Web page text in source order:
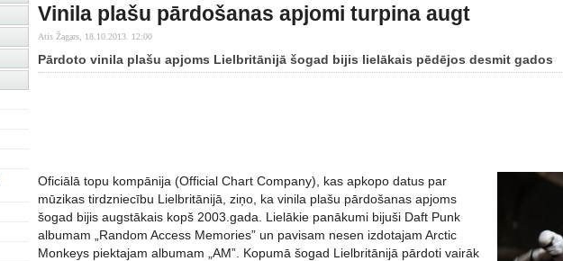
Vinila plašu pārdošanas apjomi turpina augt
Atis Žagars, 18.10.2013. 12:00
Pārdoto vinila plašu apjoms Lielbritānijā šogad bijis lielākais pēdējos desmit gados
Oficiālā topu kompānija (Official Chart Company), kas apkopo datus par
mūzikas tirdzniecību Lielbritānijā, ziņo, ka vinila plašu pārdošanas apjoms
šogad bijis augstākais kopš 2003.gada. Lielākie panākumi bijuši Daft Punk
albumam „Random Access Memories” un pavisam nesen izdotajam Arctic
Monkeys piektajam albumam „AM”. Kopumā šogad Lielbritānijā pārdoti vairāk